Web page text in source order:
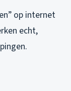
op internet
echt,